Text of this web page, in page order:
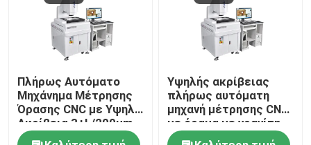
Πλήρως Αυτόματο
Μηχάνημα Μέτρησης
Όρασης CNC με Υψηλή
Ακρίβεια 3+L/200μm
και Οπτικό Όργανο
Υψηλής ακρίβειας
πλήρως αυτόματη
μηχανή μέτρησης CNC
με όραμα με γρανίτη
υλικό για οπτική 3D